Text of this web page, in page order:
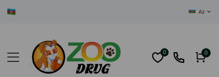
Az
0 0